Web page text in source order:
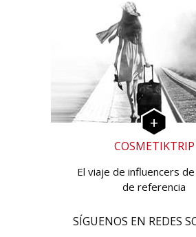
COSMETIKTRIP
El viaje de influencers
de referencia
SÍGUENOS EN REDES